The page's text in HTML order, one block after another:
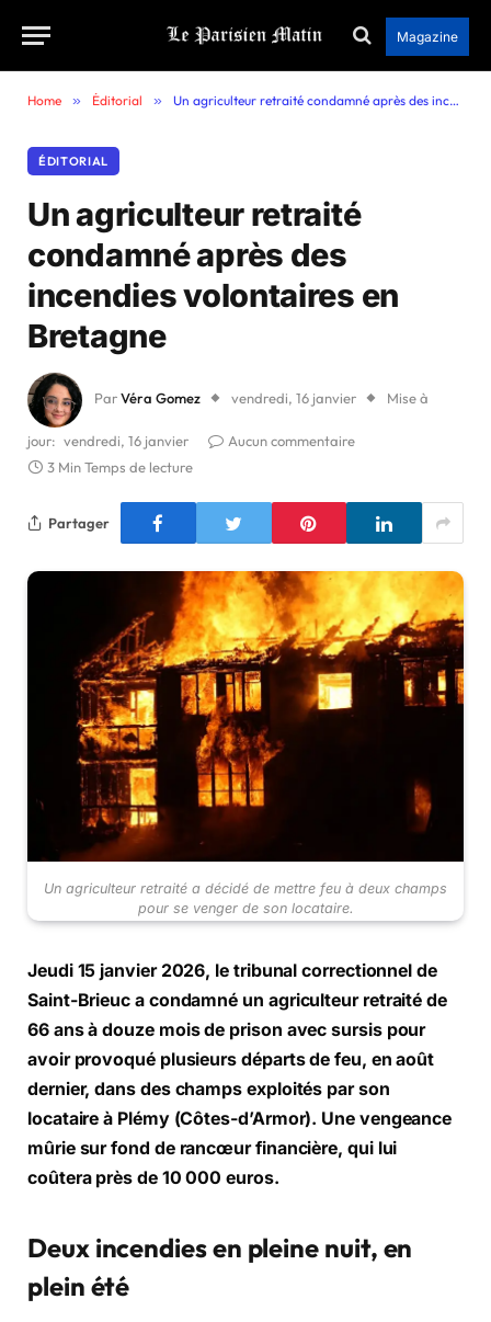
Magazine
Home » Éditorial » Un agriculteur retraité condamné après des incendies volontaires en Bretagne
ÉDITORIAL
Un agriculteur retraité
condamné après des
incendies volontaires en
Bretagne
ParVéra Gomez vendredi, 16 janvier Mise à
jour: vendredi, 16 janvier
Aucun commentaire
3 Min Temps de lecture
Partager
Un agriculteur retraité a décidé de mettre feu à deux champs
pour se venger de son locataire.
Jeudi 15 janvier 2026, le tribunal correctionnel de
Saint-Brieuc a condamné un agriculteur retraité de
66 ans à douze mois de prison avec sursis pour
avoir provoqué plusieurs départs de feu, en août
dernier, dans des champs exploités par son
locataire à Plémy (Côtes-d’Armor). Une vengeance
mûrie sur fond de rancœur financière, qui lui
coûtera près de 10 000 euros.
Deux incendies en pleine nuit, en
plein été